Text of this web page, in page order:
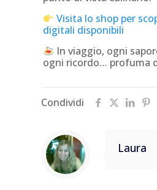
Visita lo shop per
digitali disponibili
In viaggio, ogni
ogni ricordo… profuma
Condividi
Laura